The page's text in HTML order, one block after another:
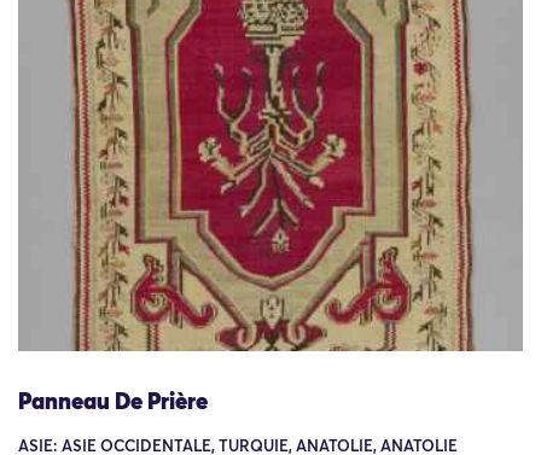
Panneau De Prière
ASIE: ASIE OCCIDENTALE, TURQUIE, ANATOLIE, ANATOLIE